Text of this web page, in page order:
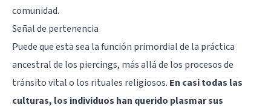
comunidad.
Señal de pertenencia
Puede que esta sea la función primordial de la práctica
ancestral de los piercings, más allá de los procesos de
tránsito vital o los rituales religiosos. En casi todas las
culturas, los individuos han querido plasmar sus